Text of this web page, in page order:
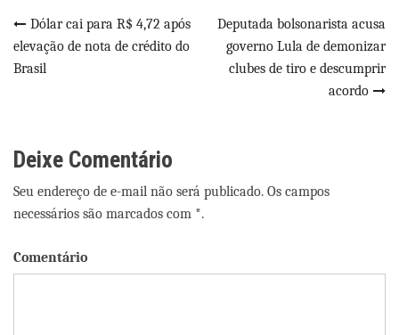
Navegação
de
Dólar cai para R$ 4,72 após
elevação de nota de crédito do
Brasil
Deputada bolsonarista acusa
governo Lula de demonizar
clubes de tiro e descumprir
acordo
Deixe Comentário
Seu endereço de e-mail não será publicado. Os campos
necessários são marcados com *.
Comentário